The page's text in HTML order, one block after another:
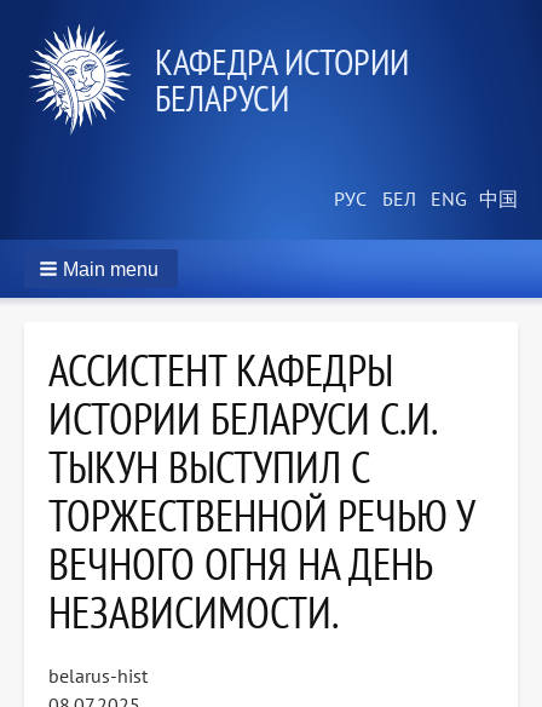
КАФЕДРА ИСТОРИИ
БЕЛАРУСИ
Main menu
АССИСТЕНТ КАФЕДРЫ
ИСТОРИИ БЕЛАРУСИ С.И.
ТЫКУН ВЫСТУПИЛ С
ТОРЖЕСТВЕННОЙ РЕЧЬЮ У
ВЕЧНОГО ОГНЯ НА ДЕНЬ
НЕЗАВИСИМОСТИ.
belarus-hist